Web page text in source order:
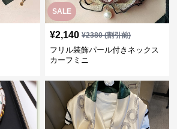
SALE
¥2,140 ¥2380(割引前)
フリル装飾パール付きネックス
カーフミニ